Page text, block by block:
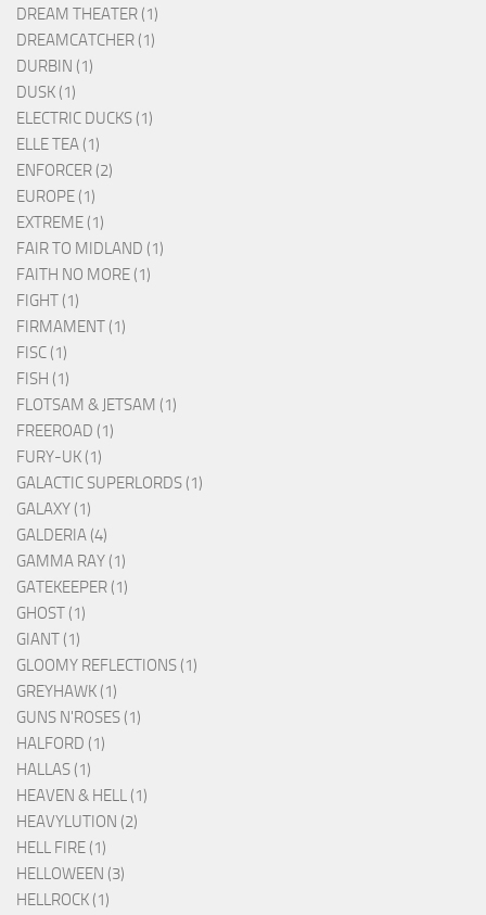
DREAM THEATER (1)
DREAMCATCHER (1)
DURBIN (1)
DUSK (1)
ELECTRIC DUCKS (1)
ELLE TEA (1)
ENFORCER (2)
EUROPE (1)
EXTREME (1)
FAIR TO MIDLAND (1)
FAITH NO MORE (1)
FIGHT (1)
FIRMAMENT (1)
FISC (1)
FISH (1)
FLOTSAM & JETSAM (1)
FREEROAD (1)
FURY-UK (1)
GALACTIC SUPERLORDS (1)
GALAXY (1)
GALDERIA (4)
GAMMA RAY (1)
GATEKEEPER (1)
GHOST (1)
GIANT (1)
GLOOMY REFLECTIONS (1)
GREYHAWK (1)
GUNS N'ROSES (1)
HALFORD (1)
HALLAS (1)
HEAVEN & HELL (1)
HEAVYLUTION (2)
HELL FIRE (1)
HELLOWEEN (3)
HELLROCK (1)